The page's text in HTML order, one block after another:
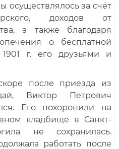
за счёт
доходов от
а также благодаря
о бесплатной
г. его друзьями и
после приезда из
Виктор Петрович
Его похоронили на
кладбище в Санкт-
не сохранилась.
работать после